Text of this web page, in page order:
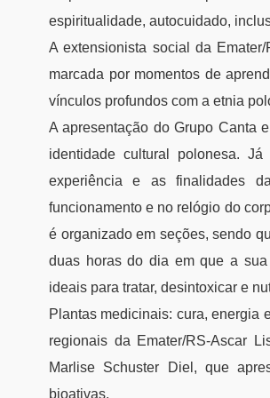
espiritualidade, autocuidado,
A extensionista social da
marcada por momentos de
vínculos profundos com a etnia
A apresentação do Grupo Canta
identidade cultural polonesa.
experiência e as finalidades
funcionamento e no relógio do
é organizado em seções, sendo
duas horas do dia em que a
ideais para tratar, desintoxicar e
Plantas medicinais: cura, energia
regionais da Emater/RS-Ascar
Marlise Schuster Diel, que
bioativas.